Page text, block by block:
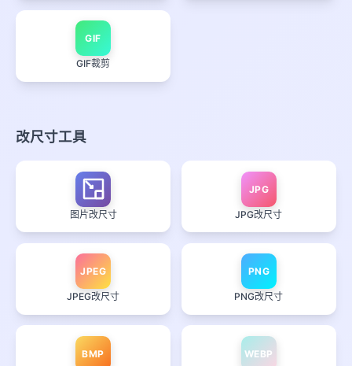
GIF
GIF裁剪
改尺寸工具
图片改尺寸
JPG
JPG改尺寸
JPEG
JPEG改尺寸
PNG
PNG改尺寸
BMP WEBP